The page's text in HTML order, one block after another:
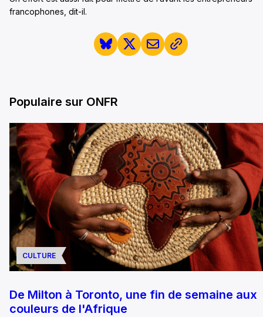
francophones, dit-il.
Populaire sur ONFR
CULTURE
De Milton à Toronto, une fin de semaine aux
couleurs de l'Afrique